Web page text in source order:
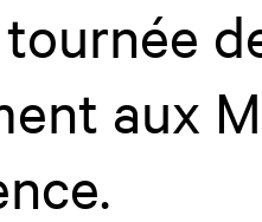
aux